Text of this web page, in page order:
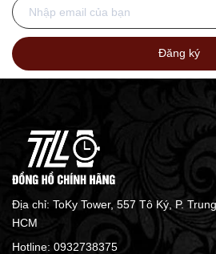
Đăng ký
Địa chỉ: ToKy Tower, 557 Tô Ký, P.
HCM
Hotline: 0932738375